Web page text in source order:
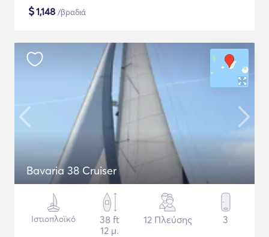
$1,148 /βραδιά
Bavaria 38 Cruiser
Ιστιοπλοϊκό
38 ft
12 μ.
12 Πλεύσης 3